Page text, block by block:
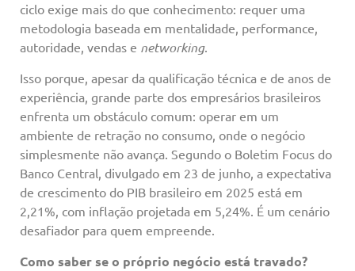
ciclo exige mais do que conhecimento: requer uma
metodologia baseada em mentalidade, performance,
autoridade, vendas e networking.
Isso porque, apesar da qualificação técnica e de anos de
experiência, grande parte dos empresários brasileiros
enfrenta um obstáculo comum: operar em um
ambiente de retração no consumo, onde o negócio
simplesmente não avança. Segundo o Boletim Focus do
Banco Central, divulgado em 23 de junho, a expectativa
de crescimento do PIB brasileiro em 2025 está em
2,21%, com inflação projetada em 5,24%. É um cenário
desafiador para quem empreende.
Como saber se o próprio negócio está travado?